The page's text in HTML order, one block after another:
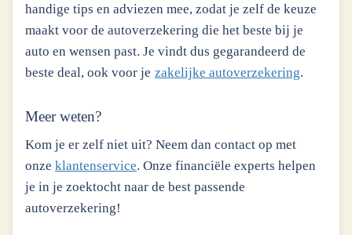
handige tips en adviezen mee, zodat je zelf de keuze
maakt voor de autoverzekering die het beste bij je
auto en wensen past. Je vindt dus gegarandeerd de
beste deal, ook voor je zakelijke autoverzekering.
Meer weten?
Kom je er zelf niet uit? Neem dan contact op met
onze klantenservice. Onze financiële experts helpen
je in je zoektocht naar de best passende
autoverzekering!